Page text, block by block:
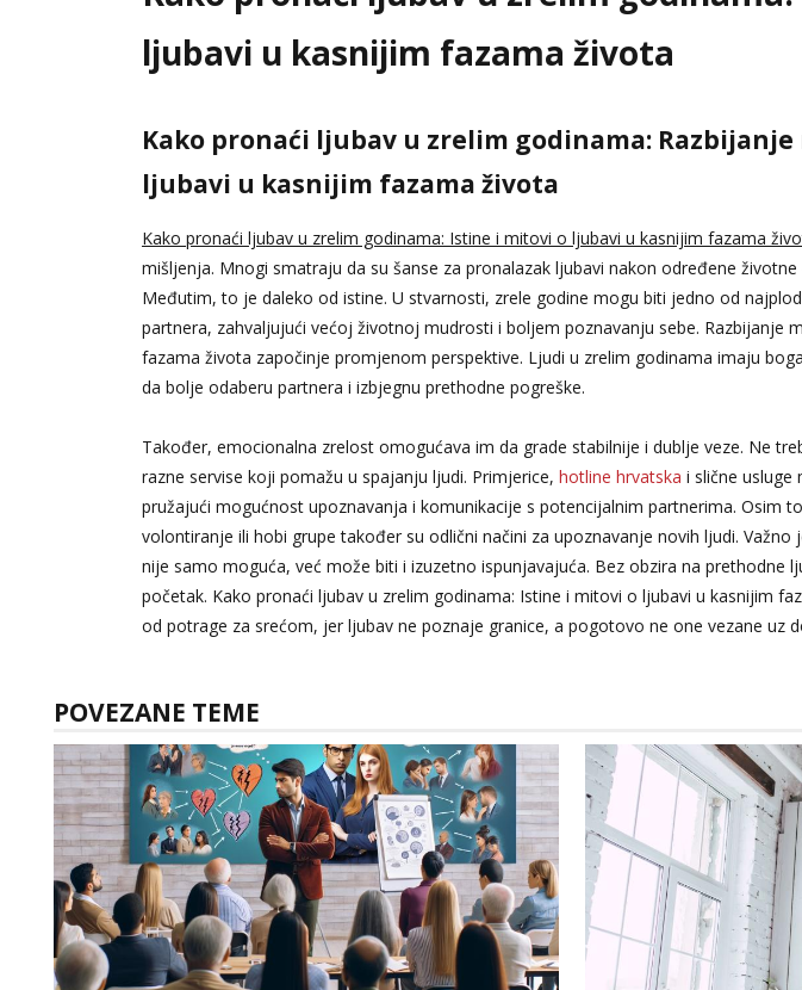
ljubavi u kasnijim fazama života
Kako pronaći ljubav u zrelim godinama:
ljubavi u kasnijim fazama života
Kako pronaći ljubav u zrelim godinama: Istine i mitovi o ljubavi u kasnijim fazama
mišljenja. Mnogi smatraju da su šanse za pronalazak ljubavi nakon određene
Međutim, to je daleko od istine. U stvarnosti, zrele godine mogu biti jedno od
partnera, zahvaljujući većoj životnoj mudrosti i boljem poznavanju sebe. Razbijanje
fazama života započinje promjenom perspektive. Ljudi u zrelim godinama imaju
da bolje odaberu partnera i izbjegnu prethodne pogreške.
Također, emocionalna zrelost omogućava im da grade stabilnije i dublje veze. Ne
razne servise koji pomažu u spajanju ljudi. Primjerice, hotline hrvatska i slične usluge
pružajući mogućnost upoznavanja i komunikacije s potencijalnim partnerima. Osim
volontiranje ili hobi grupe također su odlični načini za upoznavanje novih ljudi.
nije samo moguća, već može biti i izuzetno ispunjavajuća. Bez obzira na prethodne
početak. Kako pronaći ljubav u zrelim godinama: Istine i mitovi o ljubavi u kasnijim
od potrage za srećom, jer ljubav ne poznaje granice, a pogotovo ne one vezane uz
POVEZANE TEME